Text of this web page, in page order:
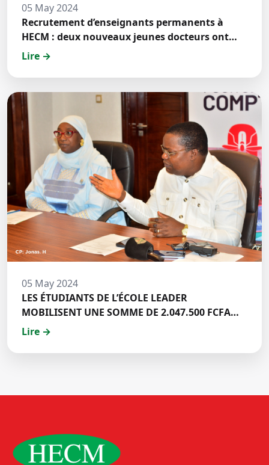
05 May 2024
Recrutement d’enseignants permanents à
HECM : deux nouveaux jeunes docteurs ont
prêté́ serment
Lire →
05 May 2024
LES ÉTUDIANTS DE L’ÉCOLE LEADER
MOBILISENT UNE SOMME DE 2.047.500 FCFA
POUR LE FONDS ZÉRO PALU:DISCOURS DE M.
DE HECM
Lire →